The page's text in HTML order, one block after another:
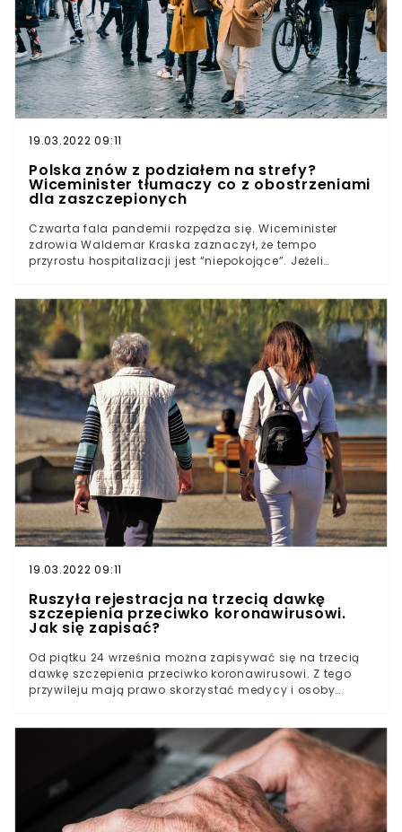
19.03.2022 09:11
Polska znów z podziałem na strefy?
Wiceminister tłumaczy co z obostrzeniami
dla zaszczepionych
Czwarta fala pandemii rozpędza się. Wiceminister
zdrowia Waldemar Kraska zaznaczył, że tempo
przyrostu hospitalizacji jest “niepokojące”. Jeżeli
żółte i czerwone. Jeden obszar Polski jest szczególnie
zagrożony.
19.03.2022 09:11
Ruszyła rejestracja na trzecią dawkę
szczepienia przeciwko koronawirusowi.
Jak się zapisać?
Od piątku 24 września można zapisywać się na trzecią
dawkę szczepienia przeciwko koronawirusowi. Z tego
przywileju mają prawo skorzystać medycy i osoby